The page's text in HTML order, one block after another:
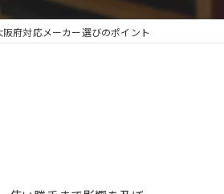
府対応メーカー選びのポイント